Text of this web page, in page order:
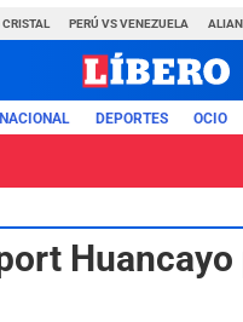
PERÚ VS VENEZUELA
DEPORTES OCIO
Huancayo